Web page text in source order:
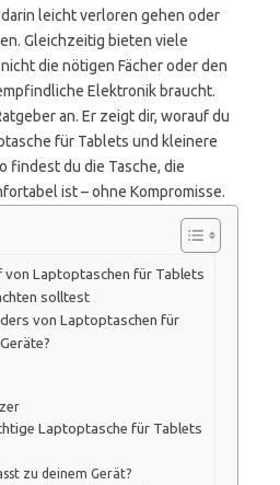
leicht verloren gehen oder
Gleichzeitig bieten viele
die nötigen Fächer oder den
Elektronik braucht.
an. Er zeigt dir, worauf du
für Tablets und kleinere
findest du die Tasche, die
ist – ohne Kompromisse.
von Laptoptaschen für Tablets
solltest
von Laptoptaschen für
Laptoptasche für Tablets
zu deinem Gerät?